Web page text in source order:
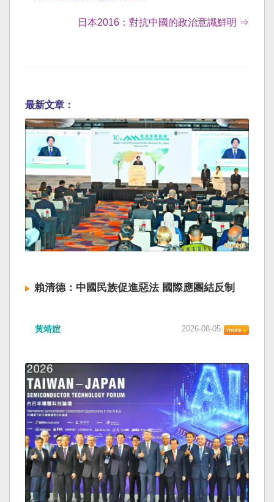
日本2016：對抗中國的政治意識鮮明 ⇒
最新文章：
賴清德：中國民族促進惡法 國際應團結反制
黃靖媗 2026-08-05